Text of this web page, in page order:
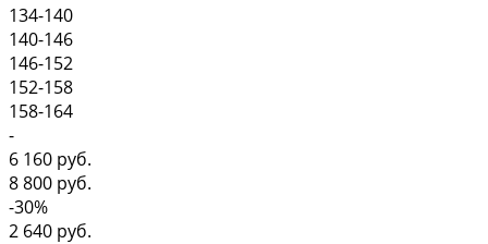
134-140
140-146
146-152
152-158
158-164
-
6 160 руб.
8 800 руб.
-30%
2 640 руб.